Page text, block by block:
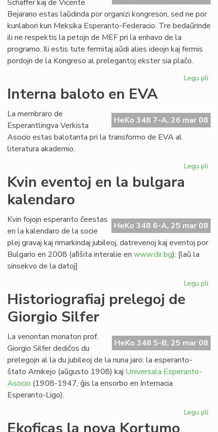
Schäffer kaj de Vicente
Bejarano estas laŭdinda por organizi kongreson, sed ne por
kunlabori kun Meksika Esperanto-Federacio. Tre bedaŭrinde
ili ne respektis la petojn de MEF pri la enhavo de la
programo. Ili estis tute fermitaj aŭdi alies ideojn kaj fermis
pordojn de la Kongreso al prelegantoj ekster sia plaĉo.
Legu pli
Interna baloto en EVA
HeKo 348 7-A, 26 mar 08
La membraro de
Esperantlingva Verkista
Asocio estas balotanta pri la transformo de EVA al
literatura akademio.
Legu pli
Kvin eventoj en la bulgara
kalendaro
HeKo 348 6-A, 25 mar 08
Kvin fojojn esperanto ĉeestas
en la kalendaro de la socie
plej gravaj kaj rimarkindaj jubileoj, datrevenoj kaj eventoj por
Bulgario en 2008 (aﬁŝita interalie en www.dir.bg): [laŭ la
sinsekvo de la datoj]
Legu pli
Historiografiaj prelegoj de
Giorgio Silfer
HeKo 348 5-B, 25 mar 08
La venontan monaton prof.
Giorgio Silfer dediĉos du
prelegojn al la du jubileoj de la nuna jaro: la esperanto-
ŝtato Amikejo (aŭgusto 1908) kaj Universala Esperanto-
Asocio (1908-1947, ĝis la ensorbo en Internacia
Esperanto-Ligo).
Legu pli